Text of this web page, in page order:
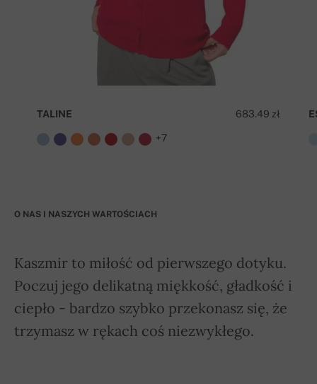
683.49 zł
TALINE
+7
O NAS I NASZYCH WARTOŚCIACH
Kaszmir to miłość od pierwszego dotyku.
Poczuj jego delikatną miękkość, gładkość i
ciepło - bardzo szybko przekonasz się, że
trzymasz w rękach coś niezwykłego.